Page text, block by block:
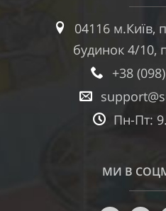
04116 м.Київ,
будинок 4/10,
+38
Пн-Пт:
МИ В